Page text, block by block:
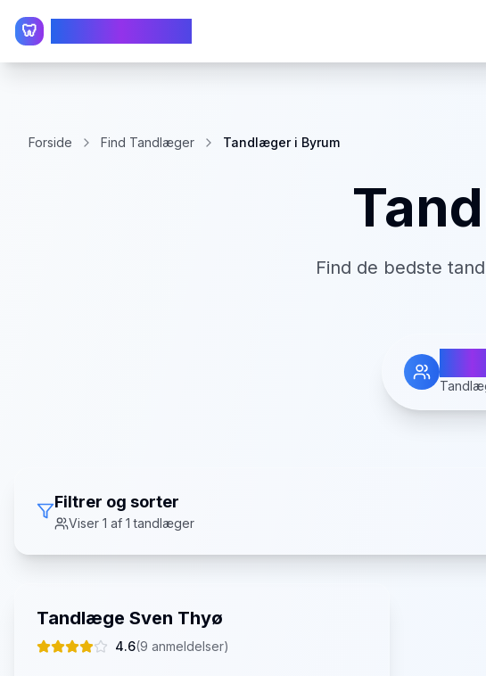
🦷
Forside Find Tandlæger Tandlæger i Byrum
Find de bedste
Filtrer og sorter
Viser 1 af 1 tandlæger
Tandlæge Sven Thyø
4.6(9 anmeldelser)